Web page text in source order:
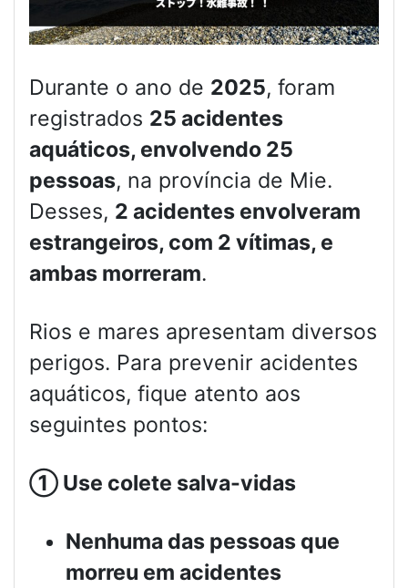
Durante o ano de 2025, foram
registrados 25 acidentes
aquáticos, envolvendo 25
pessoas, na província de Mie.
Desses, 2 acidentes envolveram
estrangeiros, com 2 vítimas, e
ambas morreram.
Rios e mares apresentam diversos
perigos. Para prevenir acidentes
aquáticos, fique atento aos
seguintes pontos:
① Use colete salva-vidas
Nenhuma das pessoas que
morreu em acidentes